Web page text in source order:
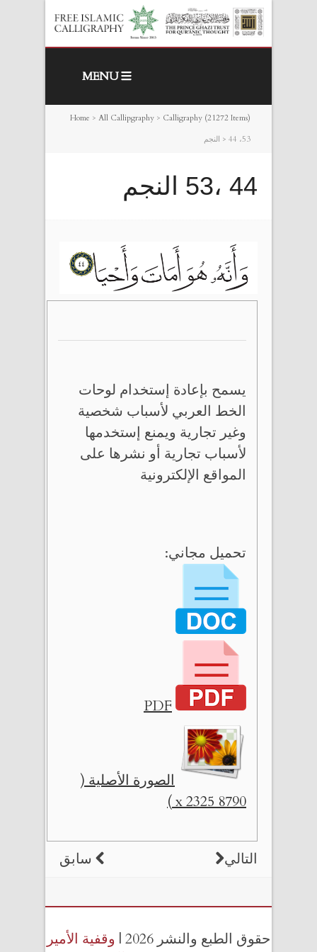
MENU
Home > All Callipgraphy > Calligraphy (21272 Items)
> 44 ،53 النجم
44 ،53 النجم
يسمح بإعادة إستخدام لوحات
الخط العربي لأسباب شخصية
وغير تجارية ويمنع إستخدمها
لأسباب تجارية أو نشرها على
المواقع الإلكترونية
تحميل مجاني:
PDF
الصورة الأصلية (
8790 x 2325 )
سابق التالي
حقوق الطبع والنشر 2026 |
وقفية الأمير